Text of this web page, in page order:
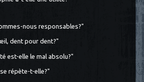
nous responsables?"
dent pour dent?"
est-elle le mal absolu?"
répète-t-elle?"